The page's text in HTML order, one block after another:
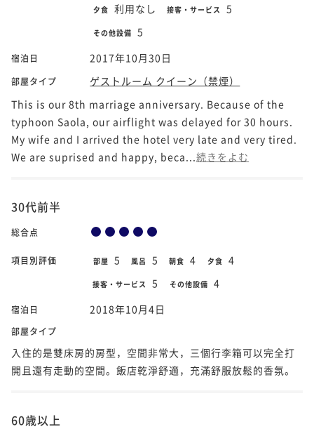
夕食 利用なし 接客・サービス 5
その他設備 5
宿泊日 2017年10月30日
部屋タイプ
ゲストルーム クイーン（禁煙）
This is our 8th marriage anniversary. Because of the
typhoon Saola, our airflight was delayed for 30 hours.
My wife and I arrived the hotel very late and very tired.
We are suprised and happy, beca... 続きをよむ
30代前半
総合点
項目別評価 部屋 5 風呂 5 朝食 4 夕食 4
接客・サービス 5 その他設備 4
宿泊日 2018年10月4日
部屋タイプ
入住的是雙床房的房型，空間非常大，三個行李箱可以完全打
開且還有走動的空間。飯店乾淨舒適，充滿舒服放鬆的香氛。
60歳以上